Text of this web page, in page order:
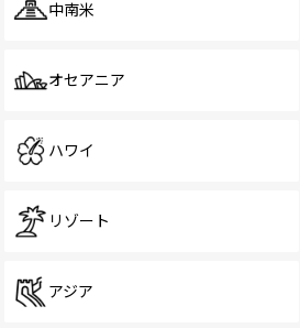
中南米
オセアニア
ハワイ
リゾート
アジア